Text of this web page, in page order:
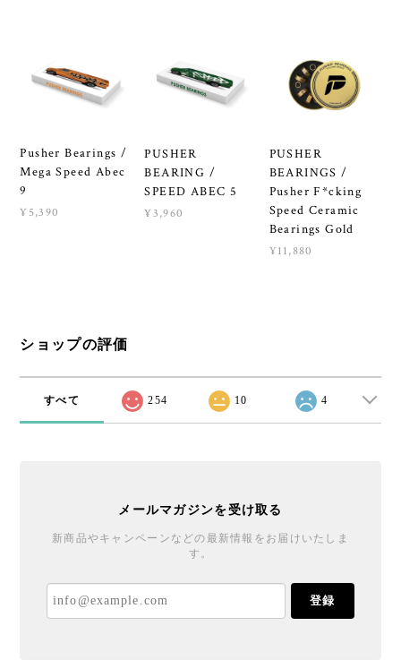
Pusher Bearings /
Mega Speed Abec
9
¥5,390
PUSHER
BEARING /
SPEED ABEC 5
¥3,960
PUSHER
BEARINGS /
Pusher F*cking
Speed Ceramic
Bearings Gold
¥11,880
ショップの評価
すべて 254 10 4
メールマガジンを受け取る
新商品やキャンペーンなどの最新情報をお届けいたしま
す。
登録